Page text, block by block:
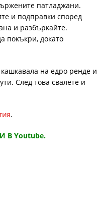
патладжани.
и подправки според
и разбъркайте.
покъкри, докато
на едро ренде и
След това свалете и
.
В Youtube.